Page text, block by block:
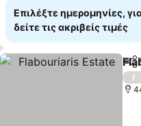
Επιλέξτε ημερομηνίες,
δείτε τις ακριβείς τιμές
/